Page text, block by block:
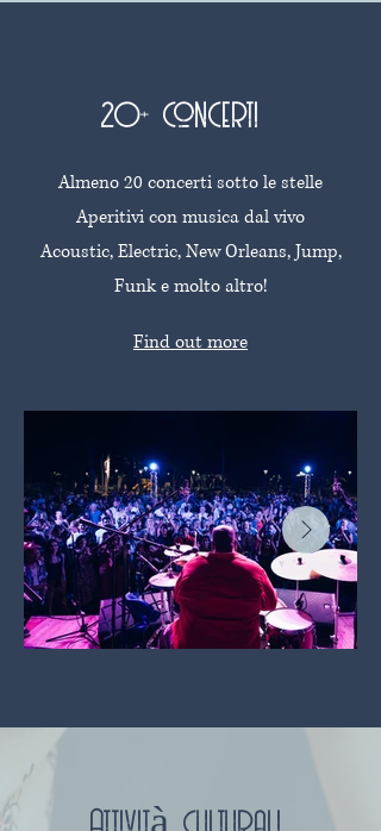
20+ concerti
Almeno 20 concerti sotto le stelle
Aperitivi con musica dal vivo
Acoustic, Electric, New Orleans, Jump,
Funk e molto altro!
Find out more